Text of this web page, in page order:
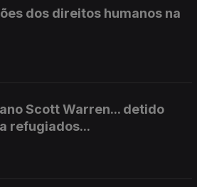
dos direitos humanos na
Scott Warren... detido
refugiados...